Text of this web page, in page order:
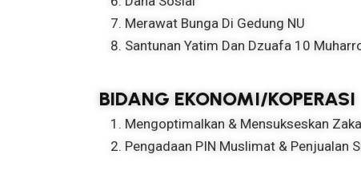
Merawat Bunga Di Gedung NU
Santunan Yatim Dan Dzuafa 10
BIDANG EKONOMI/KOPERASI
Mengoptimalkan & Mensukseskan
Pengadaan PIN Muslimat & Penjualan